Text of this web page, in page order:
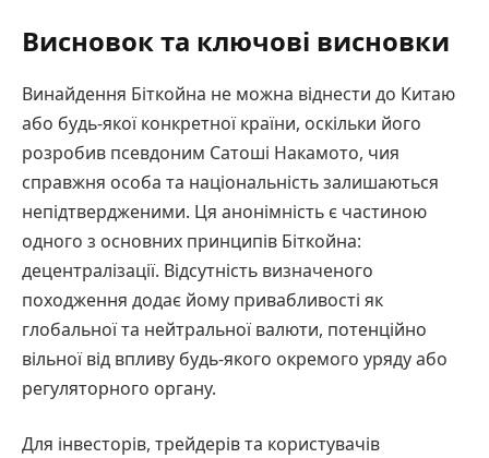
Висновок та ключові висновки
Винайдення Біткойна не можна віднести до Китаю
або будь-якої конкретної країни, оскільки його
розробив псевдоним Сатоші Накамото, чия
справжня особа та національність залишаються
непідтвердженими. Ця анонімність є частиною
одного з основних принципів Біткойна:
децентралізації. Відсутність визначеного
походження додає йому привабливості як
глобальної та нейтральної валюти, потенційно
вільної від впливу будь-якого окремого уряду або
регуляторного органу.
Для інвесторів, трейдерів та користувачів